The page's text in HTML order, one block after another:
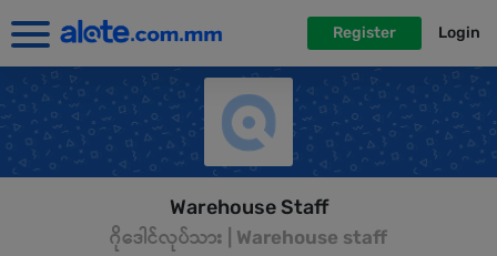
Register Login
Warehouse Staff
ဂိုဒေါင်လုပ်သား | Warehouse staff